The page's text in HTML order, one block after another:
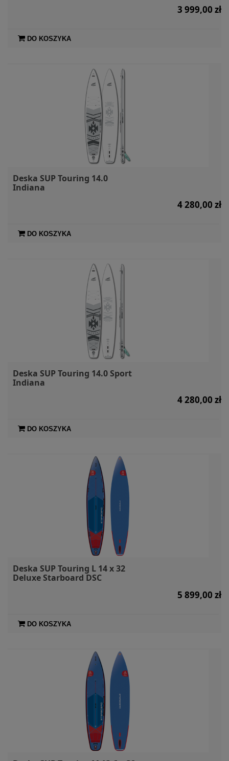
3 999,00 zł
DO KOSZYKA
Deska SUP Touring 14.0
Indiana
4 280,00 zł
DO KOSZYKA
Deska SUP Touring 14.0 Sport
Indiana
4 280,00 zł
DO KOSZYKA
Deska SUP Touring L 14 x 32
Deluxe Starboard DSC
5 899,00 zł
DO KOSZYKA